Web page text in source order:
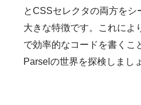
とCSSセレクタの両方をシ
大きな特徴です。これによ
で効率的なコードを書くこ
Parselの世界を探検しまし